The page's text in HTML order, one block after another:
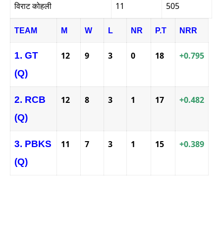
विराट कोहली 11 505
TEAM M W L NR P.T NRR
1. GT
(Q)
12 9 3 0 18 +0.795
2. RCB
(Q)
12 8 3 1 17 +0.482
3. PBKS
(Q)
11 7 3 1 15 +0.389